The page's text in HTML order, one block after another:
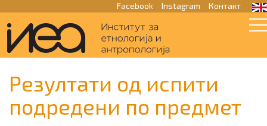
Facebook Instagram Контакт
Резултати од испити
подредени по предмет